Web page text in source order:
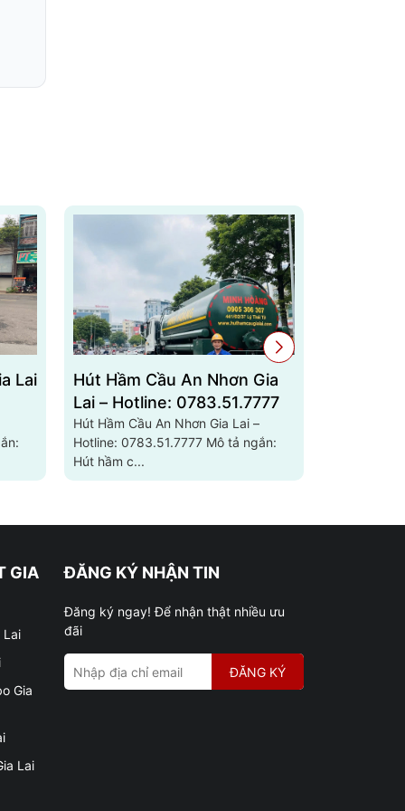
Lai
Hút Hầm Cầu An Nhơn Gia
Lai – Hotline: 0783.51.7777
Hút Hầm Cầu An Nhơn Gia Lai –
Hotline: 0783.51.7777 Mô tả ngắn:
Hút hầm c...
GIA
Lai
Gia
Lai
ĐĂNG KÝ NHẬN TIN
Đăng ký ngay! Để nhận thật nhiều ưu
đãi
ĐĂNG KÝ